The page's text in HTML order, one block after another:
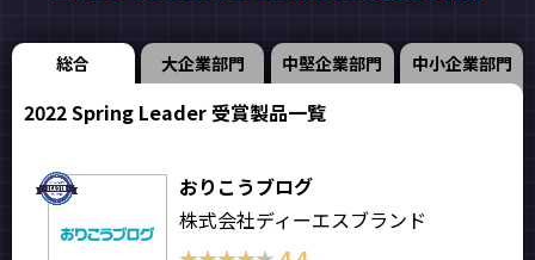
総合 大企業部門 中堅企業部門 中小企業部門
2022 Spring Leader 受賞製品一覧
おりこうブログ
株式会社ディーエスブランド